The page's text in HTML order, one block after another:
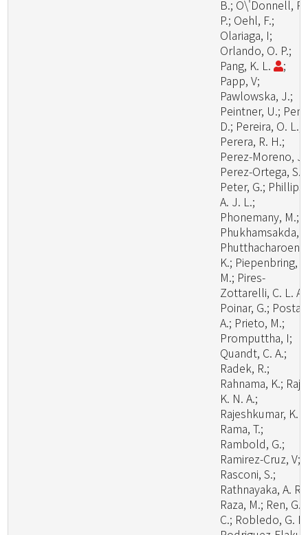
B.; O\'Donnell, R.
P.; Oehl, F.;
Olariaga, I;
Orlando, O. P.;
Pang, K. L.
;
Papp, V;
Pawlowska, J.;
Peintner, U.;
D.; Pereira, O. L.;
Perera, R. H.;
Perez-Moreno,
Perez-Ortega, S.;
Peter, G.; Phillips,
A. J. L.;
Phonemany, M.;
Phukhamsakda,
Phutthacharoen,
K.; Piepenbring,
M.; Pires-
Zottarelli, C. L. A.;
Poinar, G.; Posta,
A.; Prieto, M.;
Promputtha, I;
Quandt, C. A.;
Radek, R.;
Rahnama, K.; Raj,
K. N. A.;
Rajeshkumar, K.
Rama, T.;
Rambold, G.;
Ramirez-Cruz, V;
Rasconi, S.;
Rathnayaka, A. R.;
Raza, M.; Ren, G.
C.; Robledo, G.